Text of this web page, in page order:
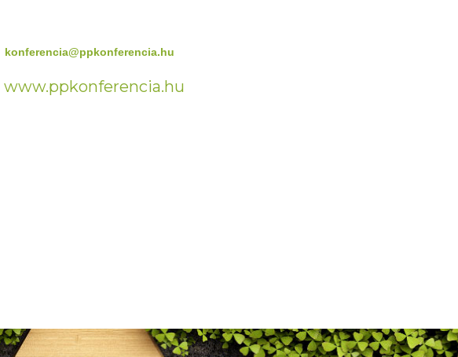
konferencia@ppkonferencia.hu
www.ppkonferencia.hu